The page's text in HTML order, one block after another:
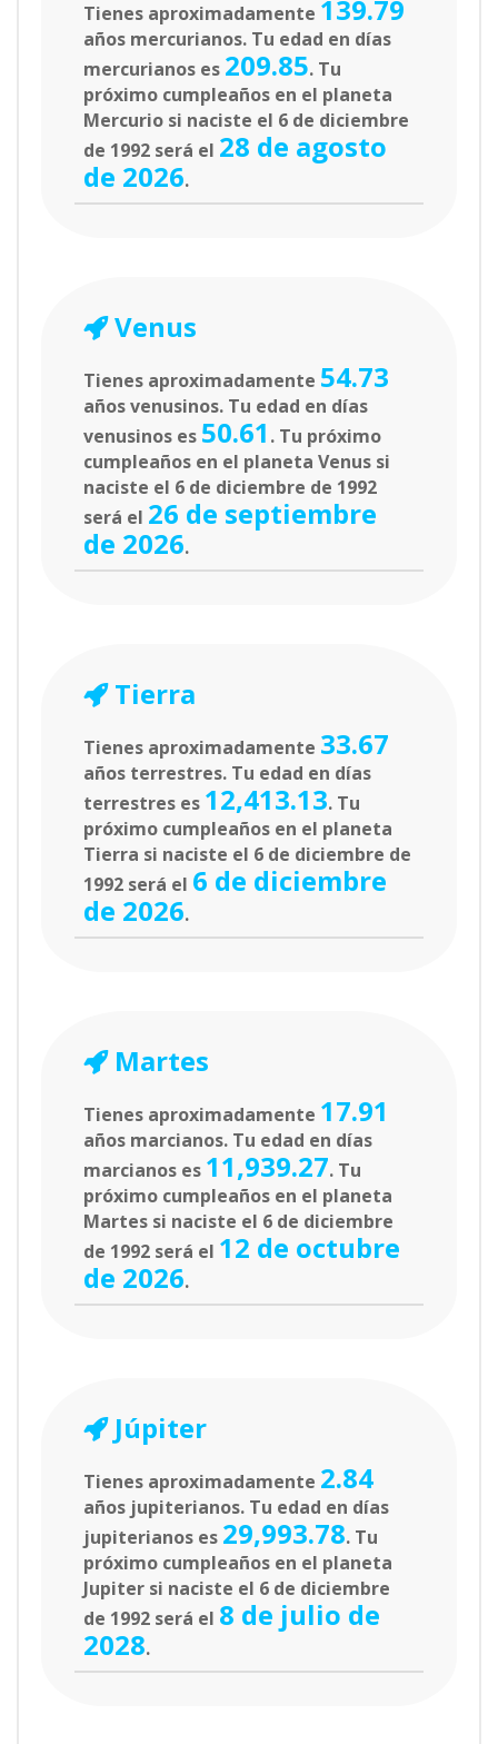
Tienes aproximadamente 139.79
años mercurianos. Tu edad en días
mercurianos es 209.85. Tu
próximo cumpleaños en el planeta
Mercurio si naciste el 6 de diciembre
de 1992 será el 28 de agosto
de 2026.
Venus
Tienes aproximadamente 54.73
años venusinos. Tu edad en días
venusinos es 50.61 . Tu próximo
cumpleaños en el planeta Venus si
naciste el 6 de diciembre de 1992
será el 26 de septiembre
de 2026.
Tierra
Tienes aproximadamente 33.67
años terrestres. Tu edad en días
terrestres es 12,413.13. Tu
próximo cumpleaños en el planeta
Tierra si naciste el 6 de diciembre de
1992 será el 6 de diciembre
de 2026.
Martes
Tienes aproximadamente 17.91
años marcianos. Tu edad en días
marcianos es 11,939.27. Tu
próximo cumpleaños en el planeta
Martes si naciste el 6 de diciembre
de 1992 será el 12 de octubre
de 2026.
Júpiter
Tienes aproximadamente 2.84
años jupiterianos. Tu edad en días
jupiterianos es 29,993.78. Tu
próximo cumpleaños en el planeta
Jupiter si naciste el 6 de diciembre
de 1992 será el 8 de julio de
2028.